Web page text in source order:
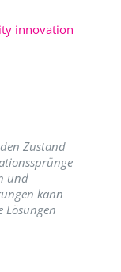
innovation
Zustand
und
kann
Lösungen